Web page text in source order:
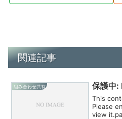
関連記事
組み合わせ共有 保護中
This
Please
view